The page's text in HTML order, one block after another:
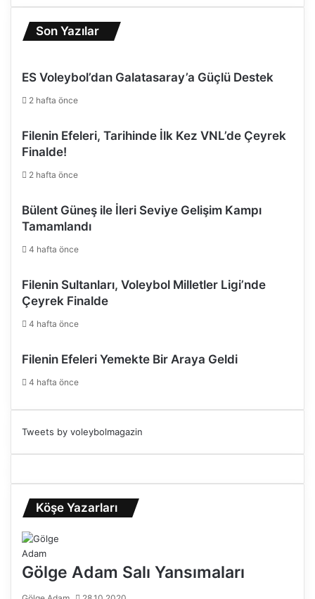
Son Yazılar
ES Voleybol’dan Galatasaray’a Güçlü Destek
2 hafta önce
Filenin Efeleri, Tarihinde İlk Kez VNL’de Çeyrek
Finalde!
2 hafta önce
Bülent Güneş ile İleri Seviye Gelişim Kampı
Tamamlandı
4 hafta önce
Filenin Sultanları, Voleybol Milletler Ligi’nde
Çeyrek Finalde
4 hafta önce
Filenin Efeleri Yemekte Bir Araya Geldi
4 hafta önce
Tweets by voleybolmagazin
Köşe Yazarları
Gölge Adam Salı Yansımaları